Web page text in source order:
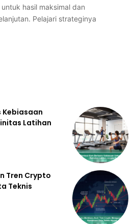
hasil maksimal dan
Pelajari strateginya
Kebiasaan
Latihan
Tren Crypto
Teknis